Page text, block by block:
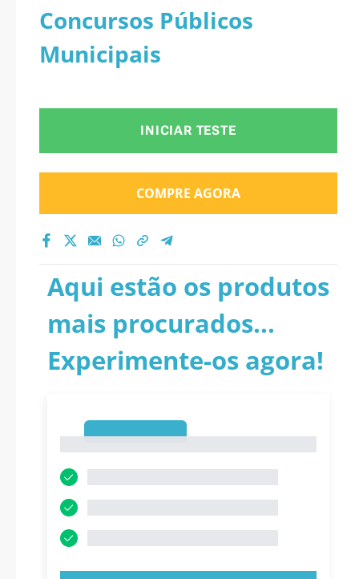
Concursos Públicos
Municipais
INICIAR TESTE
COMPRE AGORA
Aqui estão os produtos
mais procurados...
Experimente-os agora!